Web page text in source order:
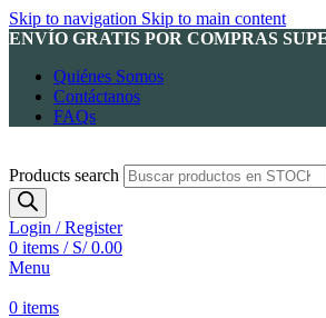
Skip to navigation Skip to main content
ENVÍO GRATIS POR COMPRAS
Quiénes Somos
Contáctanos
FAQs
Products search
Login / Register
0 items / S/0.00
Menu
0 items